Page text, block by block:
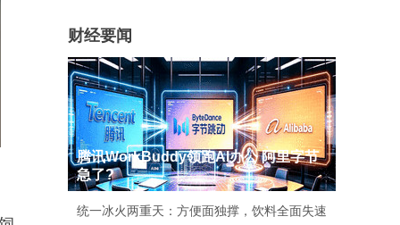
财经要闻
腾讯WorkBuddy领跑AI办公 阿里字节
急了?
统一冰火两重天：方便面独撑，饮料全面失速